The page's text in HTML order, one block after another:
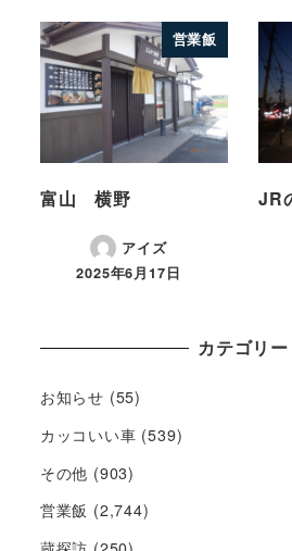
営業飯
富山 横野
アイズ
2025年6月17日
JR
カテゴリー
お知らせ (55)
カッコいい車 (539)
その他 (903)
営業飯 (2,744)